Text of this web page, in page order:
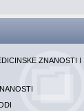
ZNANOSTI I